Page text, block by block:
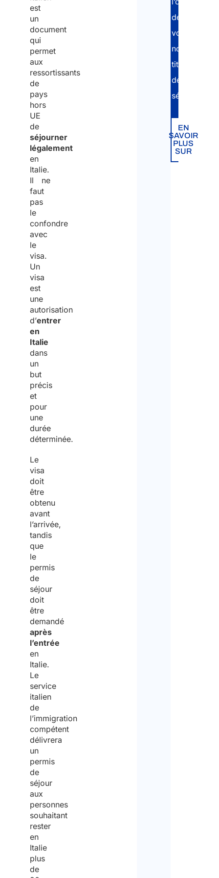
est
un
document
qui
permet
aux
ressortissants
de
pays
hors
UE
de
séjourner
légalement
en
Italie.
Il ne
faut
pas
le
confondre
avec
le
visa.
Un
visa
est
une
autorisation
d’entrer
en
Italie
dans
un
but
précis
et
pour
une
durée
déterminée.
Le
visa
doit
être
obtenu
avant
l’arrivée,
tandis
que
le
permis
de
séjour
doit
être
demandé
après
l’entrée
en
Italie.
Le
service
italien
de
l’immigration
compétent
délivrera
un
permis
de
séjour
aux
personnes
souhaitant
rester
en
Italie
plus
de
de
votre
nouveau
titre
de
séjour.
EN
SAVOIR
PLUS
SUR